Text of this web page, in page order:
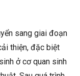
sang giai đoạn
thiện, đặc biệt
ở cơ quan sinh